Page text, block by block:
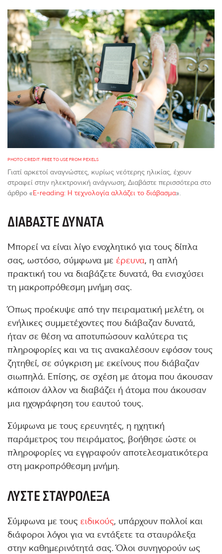
PHOTO CREDIT: FREE TO USE FROM PEXELS
Γιατί αρκετοί αναγνώστες, κυρίως νεότερης ηλικίας, έχουν
στραφεί στην ηλεκτρονική ανάγνωση; Διαβάστε περισσότερα στο
άρθρο «Ε-reading: Η τεχνολογία αλλάζει το διάβασμα».
ΔΙΑΒΆΣΤΕ ΔΥΝΑΤΆ
Μπορεί να είναι λίγο ενοχλητικό για τους δίπλα
σας, ωστόσο, σύμφωνα με έρευνα, η απλή
πρακτική του να διαβάζετε δυνατά, θα ενισχύσει
τη μακροπρόθεσμη μνήμη σας.
Όπως προέκυψε από την πειραματική μελέτη, οι
ενήλικες συμμετέχοντες που διάβαζαν δυνατά,
ήταν σε θέση να αποτυπώσουν καλύτερα τις
πληροφορίες και να τις ανακαλέσουν εφόσον τους
ζητηθεί, σε σύγκριση με εκείνους που διάβαζαν
σιωπηλά. Επίσης, σε σχέση με άτομα που άκουσαν
κάποιον άλλον να διαβάζει ή άτομα που άκουσαν
μια ηχογράφηση του εαυτού τους.
Σύμφωνα με τους ερευνητές, η ηχητική
παράμετρος του πειράματος, βοήθησε ώστε οι
πληροφορίες να εγγραφούν αποτελεσματικότερα
στη μακροπρόθεσμη μνήμη.
ΛΎΣΤΕ ΣΤΑΥΡΌΛΕΞΑ
Σύμφωνα με τους ειδικούς, υπάρχουν πολλοί και
διάφοροι λόγοι για να εντάξετε τα σταυρόλεξα
στην καθημερινότητά σας. Όλοι συνηγορούν ως